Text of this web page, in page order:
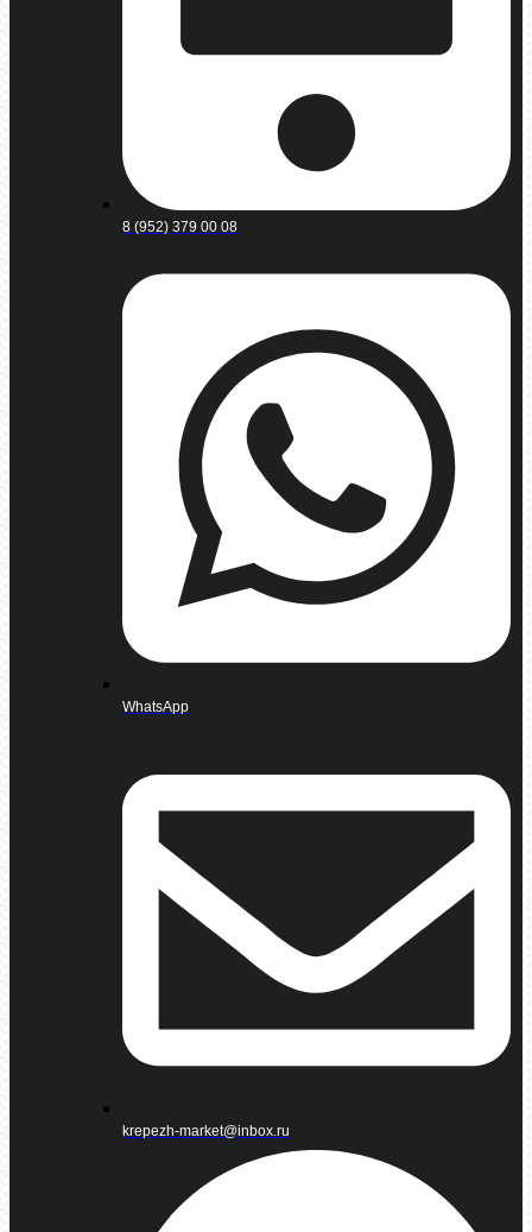
8 (952) 379 00 08
WhatsApp
krepezh-market@inbox.ru